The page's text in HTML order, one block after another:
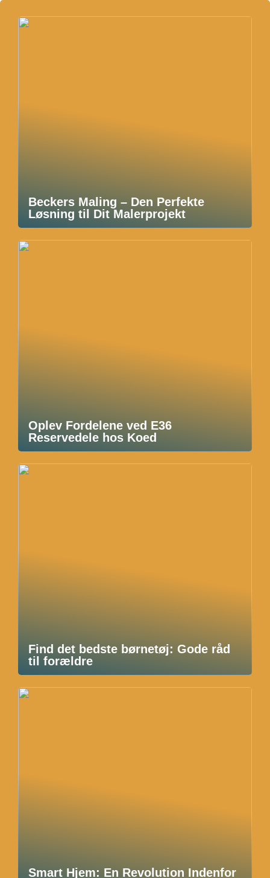
Beckers Maling – Den Perfekte
Løsning til Dit Malerprojekt
Oplev Fordelene ved E36
Reservedele hos Koed
Find det bedste børnetøj: Gode råd
til forældre
Smart Hjem: En Revolution Indenfor